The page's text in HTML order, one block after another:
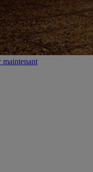
maintenant